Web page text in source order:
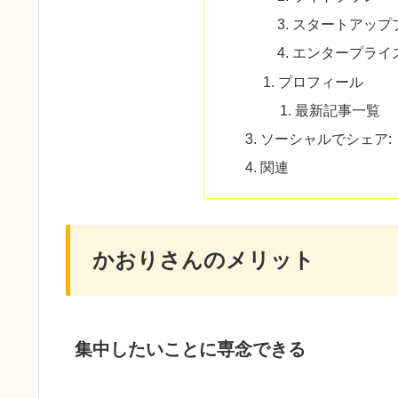
スタートアップ
エンタープライ
プロフィール
最新記事一覧
ソーシャルでシェア:
関連
かおりさんのメリット
集中したいことに専念できる